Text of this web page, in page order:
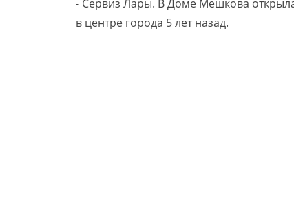
- Сервиз Лары. В Доме Мешкова
в центре города 5 лет назад.